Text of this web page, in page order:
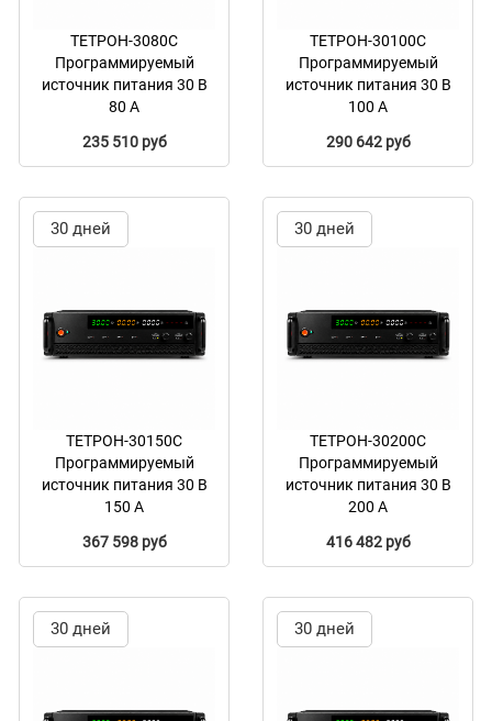
ТЕТРОН-3080С
Программируемый
источник питания 30 В
80 А
235 510 руб
ТЕТРОН-30100С
Программируемый
источник питания 30 В
100 А
290 642 руб
30 дней
ТЕТРОН-30150С
Программируемый
источник питания 30 В
150 А
367 598 руб
30 дней
ТЕТРОН-30200С
Программируемый
источник питания 30 В
200 А
416 482 руб
30 дней 30 дней